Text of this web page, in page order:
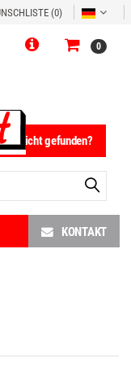
(0)
0
nicht gefunden?
KONTAKT